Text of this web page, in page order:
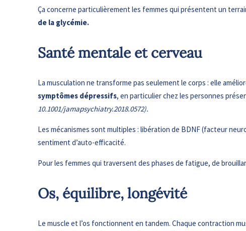
Ça concerne particulièrement les femmes qui présentent un
de la glycémie.
Santé mentale et cerveau
La musculation ne transforme pas seulement le corps : elle
symptômes dépressifs, en particulier chez les personnes
10.1001/jamapsychiatry.2018.0572).
Les mécanismes sont multiples : libération de BDNF (facteur
sentiment d’auto-efficacité.
Pour les femmes qui traversent des phases de fatigue, de
Os, équilibre, longévité
Le muscle et l’os fonctionnent en tandem. Chaque contraction